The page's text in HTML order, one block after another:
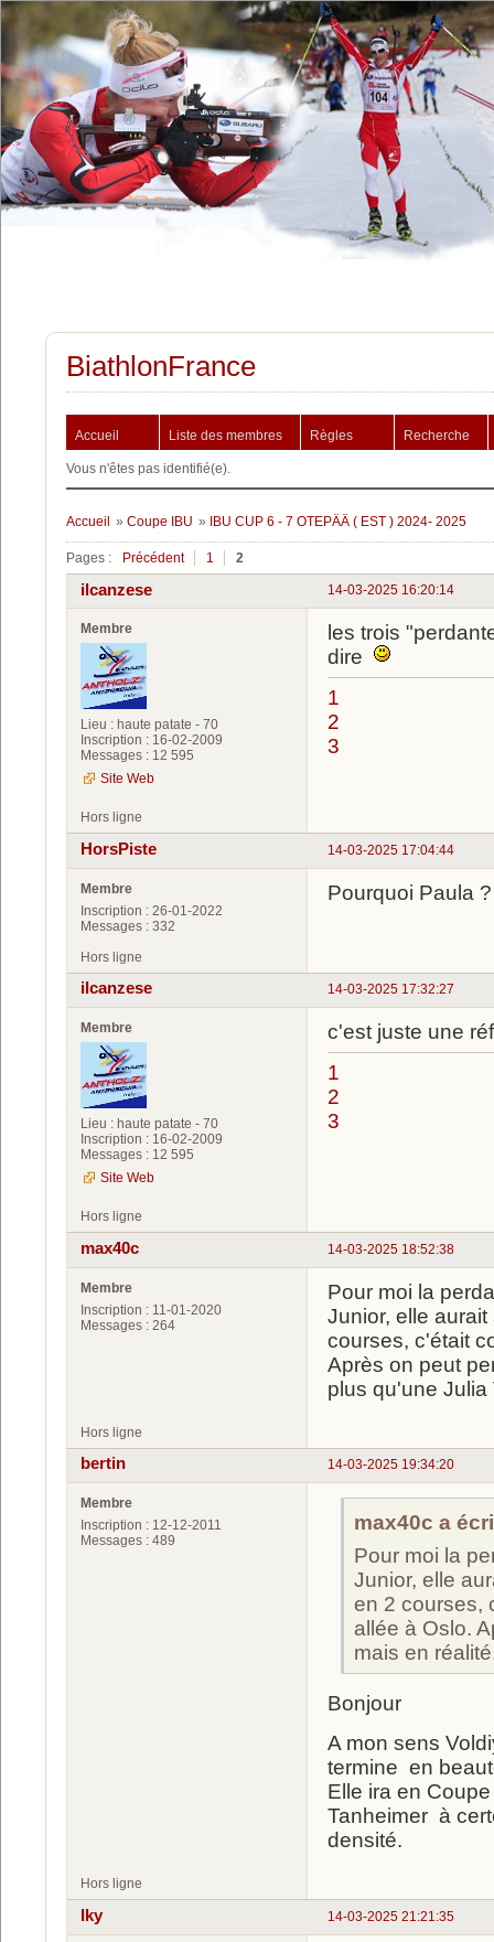
BiathlonFrance
Accueil Liste des membres Règles Recherche
Vous n'êtes pas identifié(e).
Accueil » Coupe IBU » IBU CUP 6 - 7 OTEPÄÄ ( EST ) 2024- 2025
Pages : Précédent 1 2
14-03-2025 16:20:14
ilcanzese
Membre
Lieu : haute patate - 70
Inscription : 16-02-2009
Messages : 12 595
Site Web
les trois
dire
1
2
3
Hors ligne
14-03-2025 17:04:44
HorsPiste
Membre
Inscription : 26-01-2022
Messages : 332
Pourquoi Paula ?
Hors ligne
14-03-2025 17:32:27
ilcanzese
Membre
Lieu : haute patate - 70
Inscription : 16-02-2009
Messages : 12 595
Site Web
c'est juste une
1
2
3
Hors ligne
14-03-2025 18:52:38
max40c
Membre
Inscription : 11-01-2020
Messages : 264
Pour moi la
Junior, elle
courses, c'était
Après on peut
plus qu'une Julia
Hors ligne
14-03-2025 19:34:20
bertin
Membre
Inscription : 12-12-2011
Messages : 489
max40c a
Pour moi la
Junior, elle
en 2 courses,
allée à Oslo.
mais en
Bonjour
A mon sens
termine en
Elle ira en
Tanheimer à
densité.
Hors ligne
14-03-2025 21:21:35
Iky